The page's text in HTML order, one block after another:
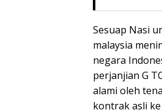
Sesuap Nasi
malaysia
negara
perjanjian G
alami oleh
kontrak asli